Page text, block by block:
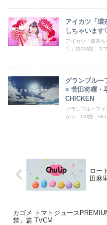
アイカツ「環
しちゃいま
アイカツ「環奈
♡」篇CM曲：ス
グランブル
× 菅田将暉・
CHICKEN
グランブルーフ
かり、CM曲：GO
ロー
田麻
カゴメ トマトジュース
禁」篇 TVCM